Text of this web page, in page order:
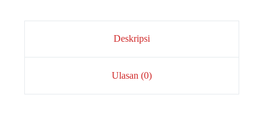
Deskripsi
Ulasan (0)